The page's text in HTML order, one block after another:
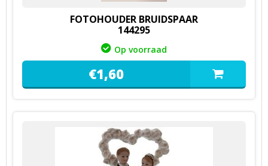
FOTOHOUDER BRUIDSPAAR
144295
Op voorraad
€1,60